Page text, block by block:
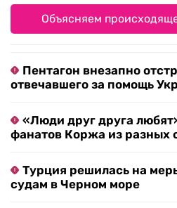
Объясняем
Пентагон внезапно
отвечавшего за помощь
«Люди друг друга
фанатов Коржа из разных
Турция решилась на
судам в Черном море